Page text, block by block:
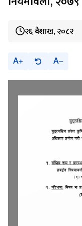
२६ बैशाख, २०८२
A A